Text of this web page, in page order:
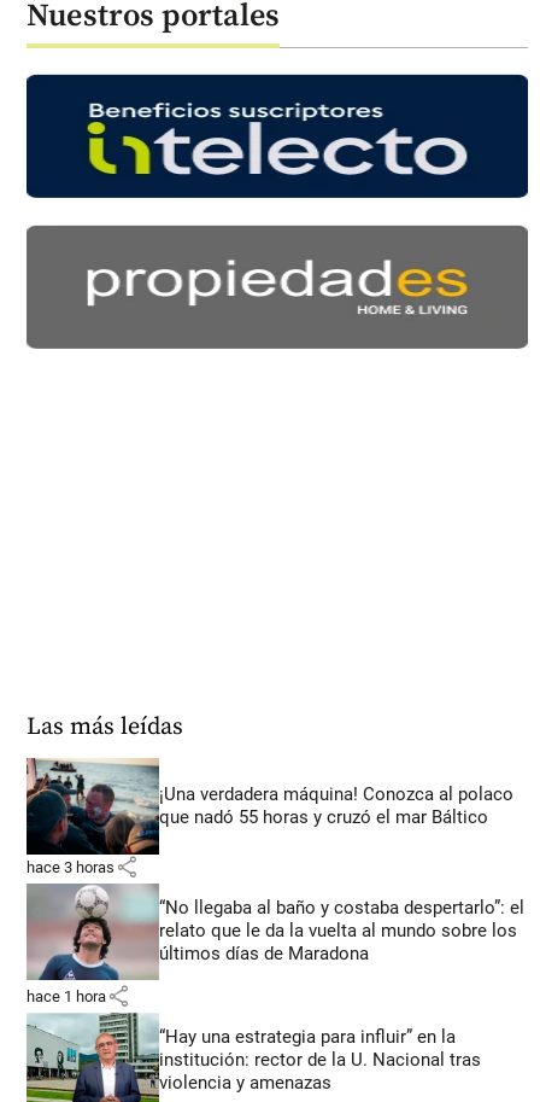
Nuestros portales
Las más leídas
¡Una verdadera máquina! Conozca al polaco
que nadó 55 horas y cruzó el mar Báltico
hace 3 horas share
“No llegaba al baño y costaba despertarlo”: el
relato que le da la vuelta al mundo sobre los
últimos días de Maradona
hace 1 hora share
“Hay una estrategia para influir” en la
institución: rector de la U. Nacional tras
violencia y amenazas